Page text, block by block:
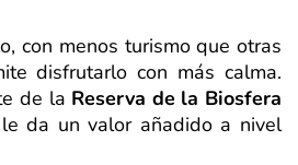
con menos turismo que otras
disfrutarlo con más calma.
de la Reserva de la Biosfera
da un valor añadido a nivel